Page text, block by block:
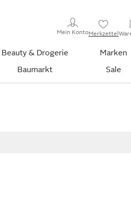
Mein KontoMerkzettel
Beauty & Drogerie
Marken
Baumarkt Sale